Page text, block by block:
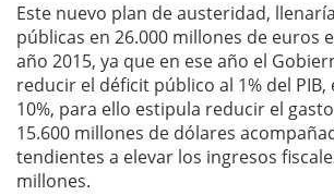
Este nuevo plan de austeridad,
públicas en 26.000 millones de euros
año 2015, ya que en ese año el
reducir el déficit público al 1% del PIB,
10%, para ello estipula reducir el
15.600 millones de dólares
tendientes a elevar los ingresos
millones.